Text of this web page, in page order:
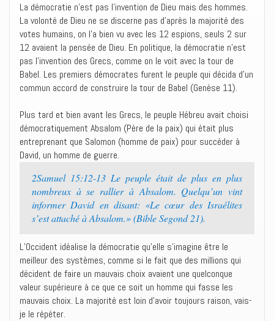
La démocratie n’est pas l’invention de Dieu mais des hommes.
La volonté de Dieu ne se discerne pas d’après la majorité des
votes humains, on l’a bien vu avec les 12 espions, seuls 2 sur
12 avaient la pensée de Dieu. En politique, la démocratie n’est
pas l’invention des Grecs, comme on le voit avec la tour de
Babel. Les premiers démocrates furent le peuple qui décida d’un
commun accord de construire la tour de Babel (Genèse 11).
Plus tard et bien avant les Grecs, le peuple Hébreu avait choisi
démocratiquement Absalom (Père de la paix) qui était plus
entreprenant que Salomon (homme de paix) pour succéder à
David, un homme de guerre.
2Samuel 15:12-13 Le peuple était de plus en plus
nombreux à se rallier à Absalom. Quelqu’un vint
informer David en disant: «Le cœur des Israélites
s’est attaché à Absalom.» (Bible Segond 21).
L’Occident idéalise la démocratie qu’elle s’imagine être le
meilleur des systèmes, comme si le fait que des millions qui
décident de faire un mauvais choix avaient une quelconque
valeur supérieure à ce que ce soit un homme qui fasse les
mauvais choix. La majorité est loin d’avoir toujours raison, vais-
je le répéter.